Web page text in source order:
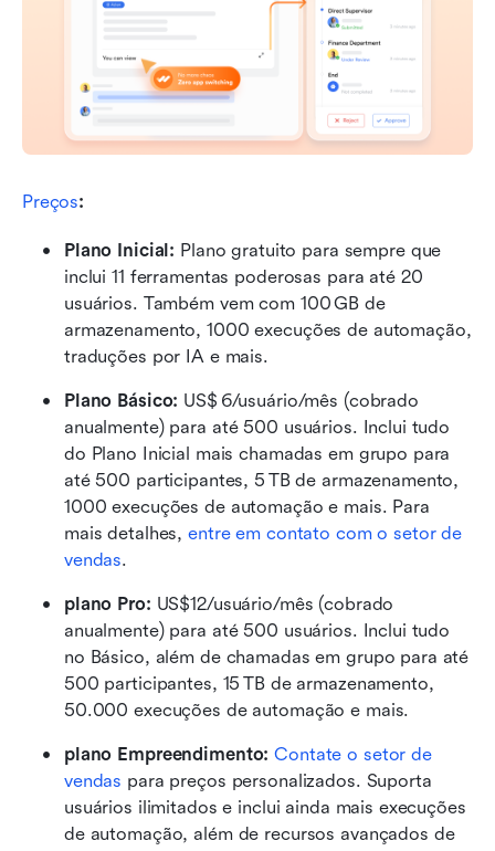
Preços:
Plano Inicial: Plano gratuito para sempre que
inclui 11 ferramentas poderosas para até 20
usuários. Também vem com 100 GB de
armazenamento, 1000 execuções de automação,
traduções por IA e mais.
Plano Básico: US$ 6/usuário/mês (cobrado
anualmente) para até 500 usuários. Inclui tudo
do Plano Inicial mais chamadas em grupo para
até 500 participantes, 5 TB de armazenamento,
1000 execuções de automação e mais. Para
mais detalhes, entre em contato com o setor de
vendas.
plano Pro: US$12/usuário/mês (cobrado
anualmente) para até 500 usuários. Inclui tudo
no Básico, além de chamadas em grupo para até
500 participantes, 15 TB de armazenamento,
50.000 execuções de automação e mais.
plano Empreendimento: Contate o setor de
vendas para preços personalizados. Suporta
usuários ilimitados e inclui ainda mais execuções
de automação, além de recursos avançados de